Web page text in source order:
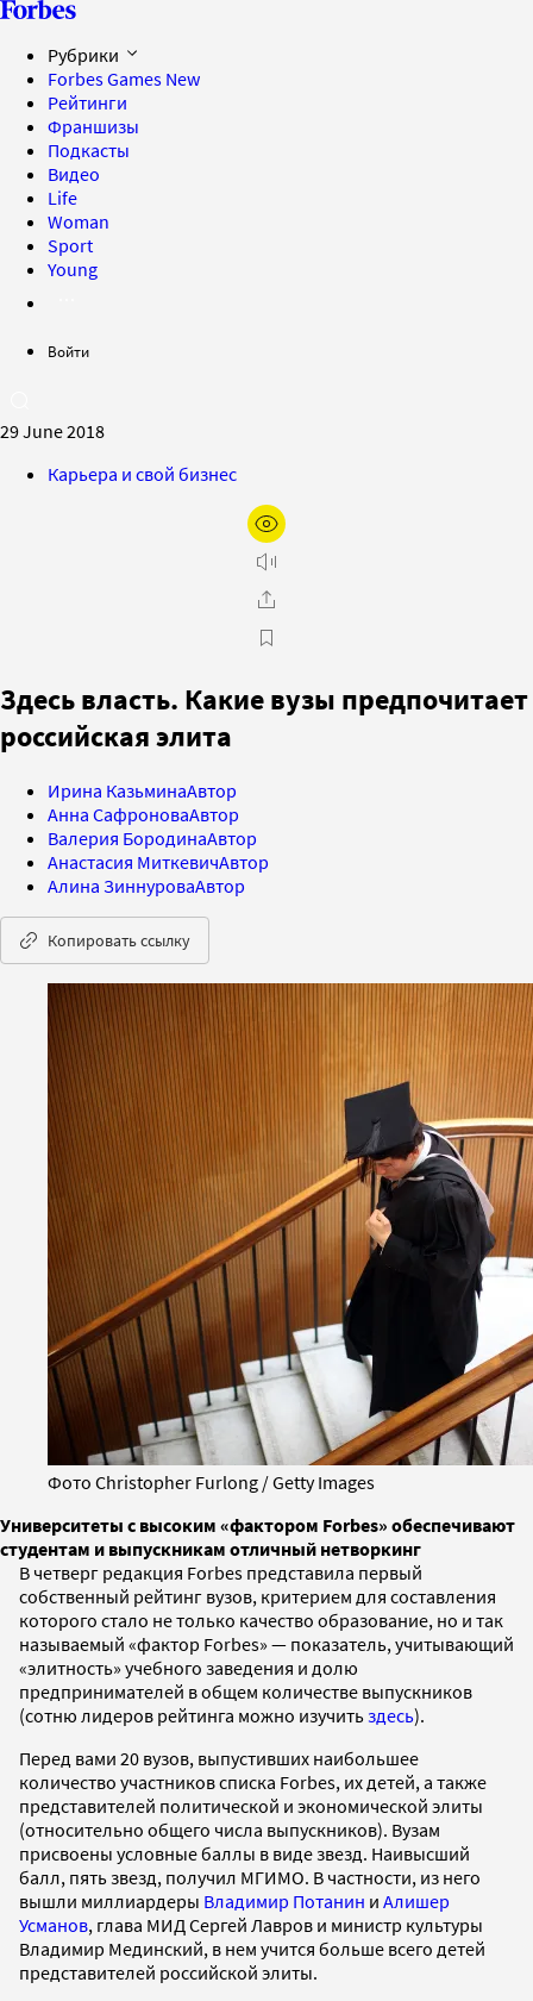
Рубрики
Forbes Games New
Рейтинги
Франшизы
Подкасты
Видео
Life
Woman
Sport
Young
Войти
29 June 2018
Карьера и свой бизнес
Здесь власть. Какие вузы предпочитает
российская элита
Ирина КазьминаАвтор
Анна СафроноваАвтор
Валерия БородинаАвтор
Анастасия МиткевичАвтор
Алина ЗиннуроваАвтор
Копировать ссылку
Фото Christopher Furlong / Getty Images
Университеты с высоким «фактором Forbes» обеспечивают
студентам и выпускникам отличный нетворкинг
В четверг редакция Forbes представила первый
собственный рейтинг вузов, критерием для составления
которого стало не только качество образование, но и так
называемый «фактор Forbes» — показатель, учитывающий
«элитность» учебного заведения и долю
предпринимателей в общем количестве выпускников
(сотню лидеров рейтинга можно изучитьздесь).
Перед вами 20 вузов, выпустивших наибольшее
количество участников списка Forbes, их детей, а также
представителей политической и экономической элиты
(относительно общего числа выпускников). Вузам
присвоены условные баллы в виде звезд. Наивысший
балл, пять звезд, получил МГИМО. В частности, из него
вышли миллиардеры Владимир Потанин и Алишер
Усманов, глава МИД Сергей Лавров и министр культуры
Владимир Мединский, в нем учится больше всего детей
представителей российской элиты.